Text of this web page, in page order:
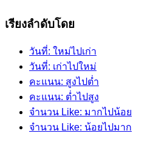
เรียงลำดับโดย
วันที่: ใหม่ไปเก่า
วันที่: เก่าไปใหม่
คะแนน: สูงไปต่ำ
คะแนน: ต่ำไปสูง
จำนวน Like: มากไปน้อย
จำนวน Like: น้อยไปมาก